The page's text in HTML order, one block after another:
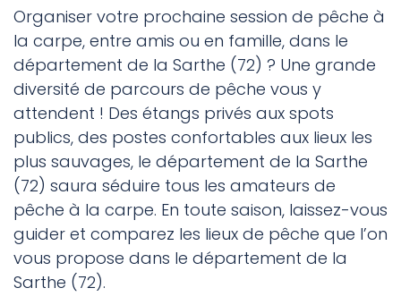
Organiser votre prochaine session de pêche à
la carpe, entre amis ou en famille, dans le
département de la Sarthe (72) ? Une grande
diversité de parcours de pêche vous y
attendent ! Des étangs privés aux spots
publics, des postes confortables aux lieux les
plus sauvages, le département de la Sarthe
(72) saura séduire tous les amateurs de
pêche à la carpe. En toute saison, laissez-vous
guider et comparez les lieux de pêche que l’on
vous propose dans le département de la
Sarthe (72).